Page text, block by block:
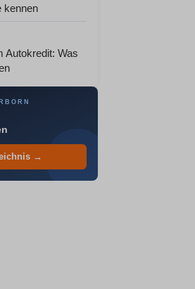
kennen
Autokredit: Was
→